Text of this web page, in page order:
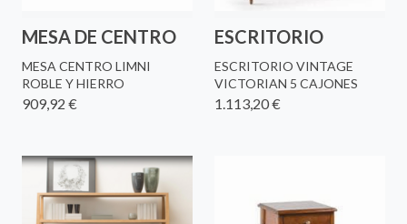
MESA DE CENTRO
MESA CENTRO LIMNI
ROBLE Y HIERRO
909,92 €
ESCRITORIO
ESCRITORIO VINTAGE
VICTORIAN 5 CAJONES
1.113,20 €